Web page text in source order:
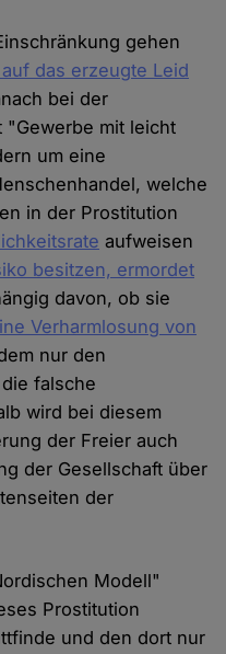
gehen
das erzeugte Leid
bei der
"Gewerbe mit leicht
um eine
welche
in der Prostitution
aufweisen
besitzen, ermordet
davon, ob sie
Verharmlosung von
nur den
falsche
wird bei diesem
der Freier auch
der Gesellschaft über
der
Modell"
Prostitution
und den dort nur